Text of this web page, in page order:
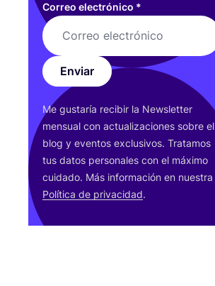
Correo electrónico *
Enviar
Me gus­ta­ría reci­bir la News­let­ter
men­sual con actua­li­za­cio­nes sobre el
blog y even­tos exclu­si­vos. Tra­ta­mos
tus datos per­so­na­les con el máxi­mo
cui­da­do. Más infor­ma­ción en nues­tra
Polí­ti­ca de pri­va­ci­dad.